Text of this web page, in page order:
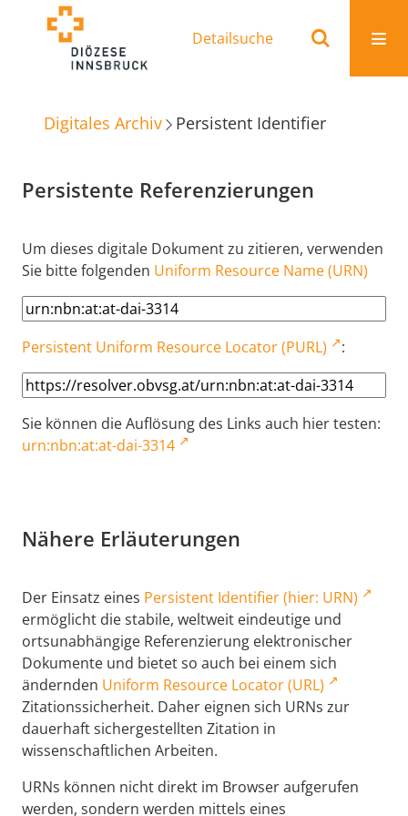
Detailsuche
Digitales Archiv Persistent Identifier
Persistente Referenzierungen
Um dieses digitale Dokument zu zitieren, verwenden
Sie bitte folgenden Uniform Resource Name (URN)
Persistent Uniform Resource Locator (PURL) :
Sie können die Auflösung des Links auch hier testen:
urn:nbn:at:at-dai-3314
Nähere Erläuterungen
Der Einsatz eines Persistent Identifier (hier: URN)
ermöglicht die stabile, weltweit eindeutige und
ortsunabhängige Referenzierung elektronischer
Dokumente und bietet so auch bei einem sich
ändernden Uniform Resource Locator (URL)
Zitationssicherheit. Daher eignen sich URNs zur
dauerhaft sichergestellten Zitation in
wissenschaftlichen Arbeiten.
URNs können nicht direkt im Browser aufgerufen
werden, sondern werden mittels eines